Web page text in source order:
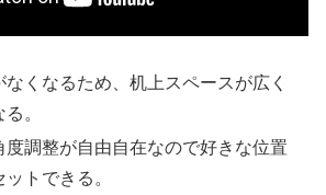
なくなるため、机上スペースが広く
。
度調整が自由自在なので好きな位置
トできる。